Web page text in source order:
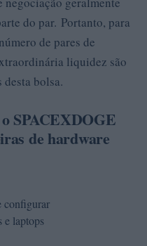
do par. Portanto, para
de pares de
liquidez são
bolsa.
SPACEXDOGE
de hardware
configurar
e laptops